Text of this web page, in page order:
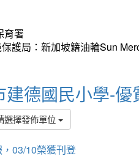
育署
護局：新加坡籍油輪Sun
德國民小學-優
選擇發佈單位
03/10榮獲刊登